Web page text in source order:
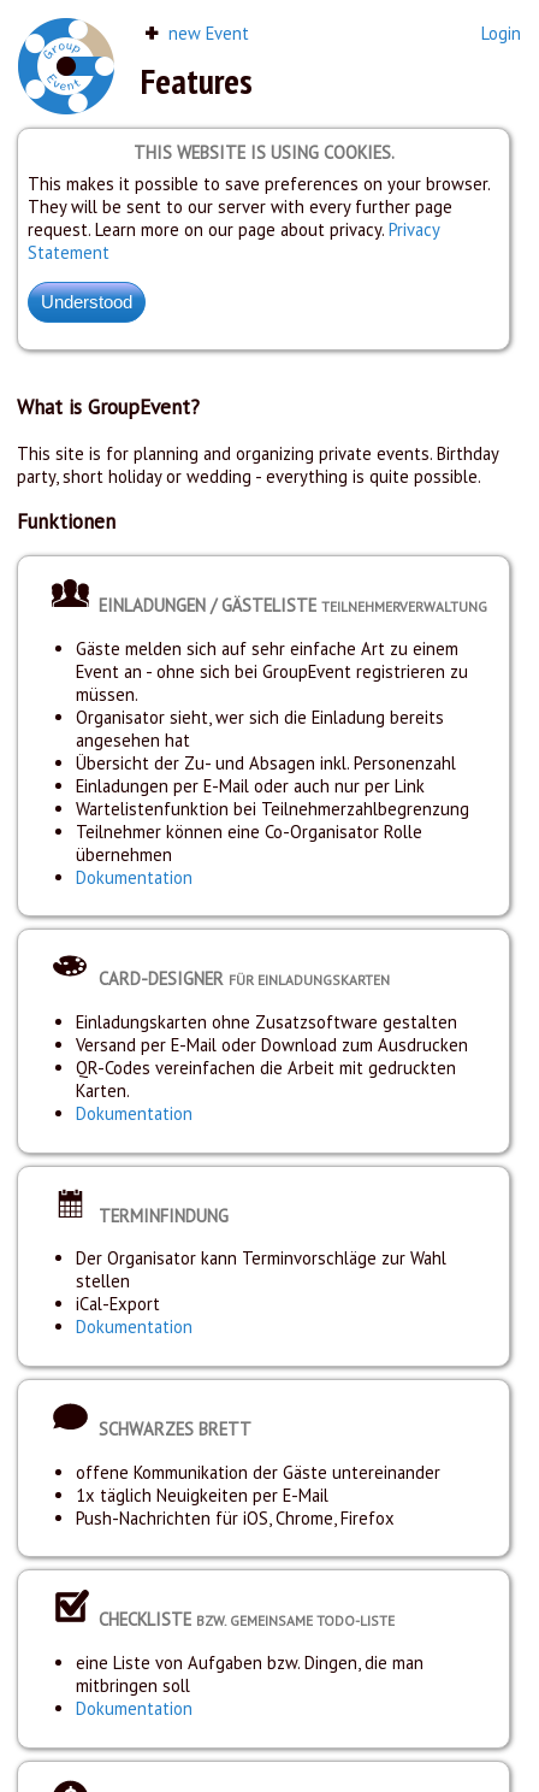
new Event Login
Features
THIS WEBSITE IS USING COOKIES.
This makes it possible to save preferences on your browser.
They will be sent to our server with every further page
request. Learn more on our page about privacy. Privacy
Statement
What is GroupEvent?
This site is for planning and organizing private events. Birthday
party, short holiday or wedding - everything is quite possible.
Funktionen
EINLADUNGEN / GÄSTELISTE TEILNEHMERVERWALTUNG
Gäste melden sich auf sehr einfache Art zu einem
Event an - ohne sich bei GroupEvent registrieren zu
müssen.
Organisator sieht, wer sich die Einladung bereits
angesehen hat
Übersicht der Zu- und Absagen inkl. Personenzahl
Einladungen per E-Mail oder auch nur per Link
Wartelistenfunktion bei Teilnehmerzahlbegrenzung
Teilnehmer können eine Co-Organisator Rolle
übernehmen
Dokumentation
CARD-DESIGNER FÜR EINLADUNGSKARTEN
Einladungskarten ohne Zusatzsoftware gestalten
Versand per E-Mail oder Download zum Ausdrucken
QR-Codes vereinfachen die Arbeit mit gedruckten
Karten.
Dokumentation
TERMINFINDUNG
Der Organisator kann Terminvorschläge zur Wahl
stellen
iCal-Export
Dokumentation
SCHWARZES BRETT
offene Kommunikation der Gäste untereinander
1x täglich Neuigkeiten per E-Mail
Push-Nachrichten für iOS, Chrome, Firefox
CHECKLISTE BZW. GEMEINSAME TODO-LISTE
eine Liste von Aufgaben bzw. Dingen, die man
mitbringen soll
Dokumentation